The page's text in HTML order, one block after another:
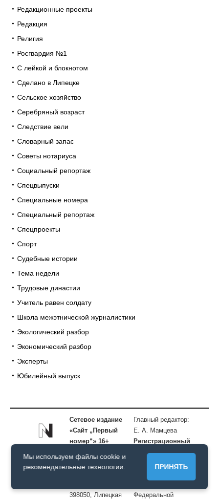
Мы используем файлы cookie и
рекомендательные технологии.
ПРИНЯТЬ
Редакционные проекты
Редакция
Религия
Росгвардия №1
С лейкой и блокнотом
Сделано в Липецке
Сельское хозяйство
Серебряный возраст
Следствие вели
Словарный запас
Советы нотариуса
Социальный репортаж
Спецвыпуски
Специальные номера
Специальный репортаж
Спецпроекты
Спорт
Судебные истории
Тема недели
Трудовые династии
Учитель равен солдату
Школа межэтнической журналистики
Экологический разбор
Экономический разбор
Эксперты
Юбилейный выпуск
Сетевое издание
«Сайт „Первый
номер“» 16+
МАИУ «Мой город
398050, Липецкая
Главный редактор:
Е. А. Мамцева
Регистрационный
номер:серия Эл
№ ФС77-89762 от
Федеральной